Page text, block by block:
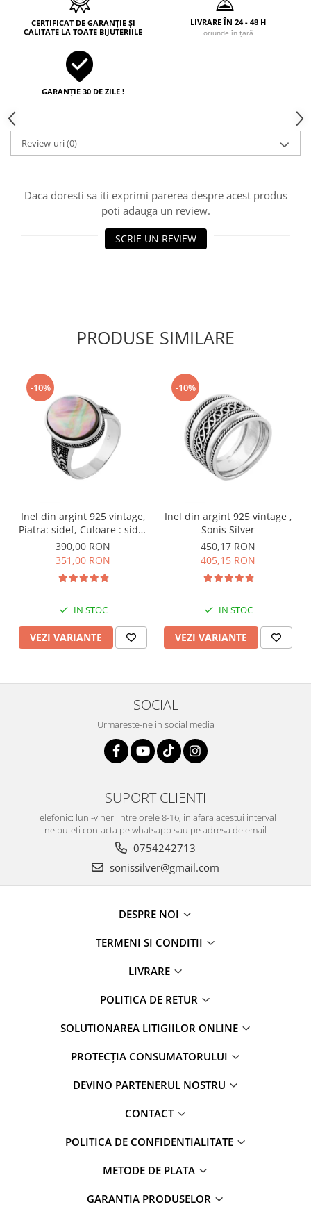
CERTIFICAT DE GARANȚIE ȘI
CALITATE LA TOATE BIJUTERIILE
LIVRARE ÎN 24 - 48 H
oriunde în țară
GARANȚIE 30 DE ZILE !
Review-uri(0)
Daca doresti sa iti exprimi parerea despre acest produs
poti adauga un review.
SCRIE UN REVIEW
PRODUSE SIMILARE
-10%
Inel din argint 925 vintage,
Piatra: sidef, Culoare : sidef
, Sonis Silver
390,00 RON
351,00 RON
IN STOC
VEZI VARIANTE
-10%
Inel din argint 925 vintage ,
Sonis Silver
450,17 RON
405,15 RON
IN STOC
VEZI VARIANTE
SOCIAL
Urmareste-ne in social media
SUPORT CLIENTI
Telefonic: luni-vineri intre orele 8-16, in afara acestui interval
ne puteti contacta pe whatsapp sau pe adresa de email
0754242713
sonissilver@gmail.com
DESPRE NOI
TERMENI SI CONDITII
LIVRARE
POLITICA DE RETUR
SOLUTIONAREA LITIGIILOR ONLINE
PROTECȚIA CONSUMATORULUI
DEVINO PARTENERUL NOSTRU
CONTACT
POLITICA DE CONFIDENTIALITATE
METODE DE PLATA
GARANTIA PRODUSELOR